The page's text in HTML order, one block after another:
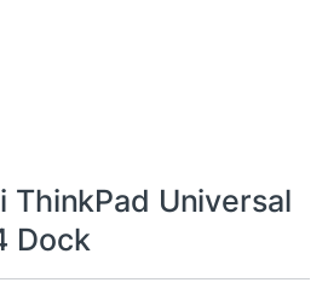
ThinkPad Universal
Dock